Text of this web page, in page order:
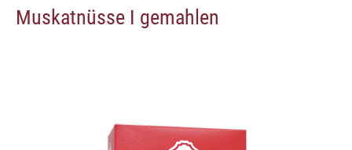
Muskatnüsse I gemahlen